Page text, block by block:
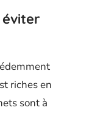
riches en
sont à